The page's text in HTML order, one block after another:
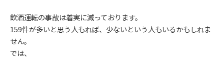
飲酒運転の事故は着実に減っております。
159件が多いと思う人もれば、少ないという人もいるかもしれま
せん。
では、